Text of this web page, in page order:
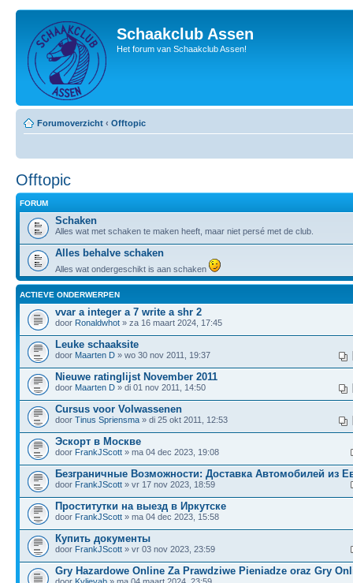
Schaakclub Assen
Het forum van Schaakclub Assen!
Forumoverzicht ‹ Offtopic
Offtopic
FORUM
Schaken
Alles wat met schaken te maken heeft, maar niet persé met de club.
Alles behalve schaken
Alles wat ondergeschikt is aan schaken
ACTIEVE ONDERWERPEN
vvar a integer a 7 write a shr 2
door Ronaldwhot » za 16 maart 2024, 17:45
Leuke schaaksite
door Maarten D » wo 30 nov 2011, 19:37
Nieuwe ratinglijst November 2011
door Maarten D » di 01 nov 2011, 14:50
Cursus voor Volwassenen
door Tinus Spriensma » di 25 okt 2011, 12:53
Эскорт в Москве
door FrankJScott » ma 04 dec 2023, 19:08
Безграничные Возможности: Доставка Автомобилей из
door FrankJScott » vr 17 nov 2023, 18:59
Проститутки на выезд в Иркутске
door FrankJScott » ma 04 dec 2023, 15:58
Купить документы
door FrankJScott » vr 03 nov 2023, 23:59
Gry Hazardowe Online Za Prawdziwe Pieniadze oraz Gry